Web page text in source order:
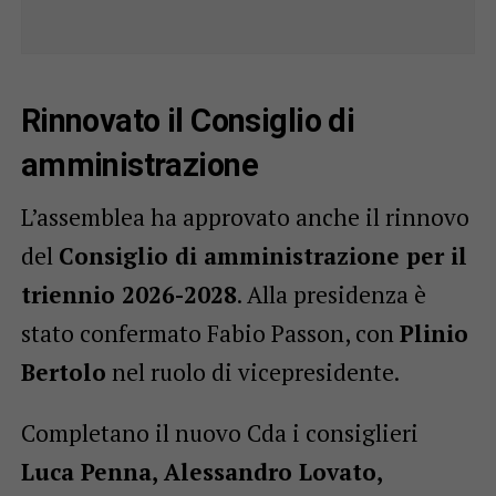
Rinnovato il Consiglio di
amministrazione
L’assemblea ha approvato anche il rinnovo
del Consiglio di amministrazione per il
triennio 2026-2028. Alla presidenza è
stato confermato Fabio Passon, conPlinio
Bertolo nel ruolo di vicepresidente.
Completano il nuovo Cda i consiglieri
Luca Penna, Alessandro Lovato,